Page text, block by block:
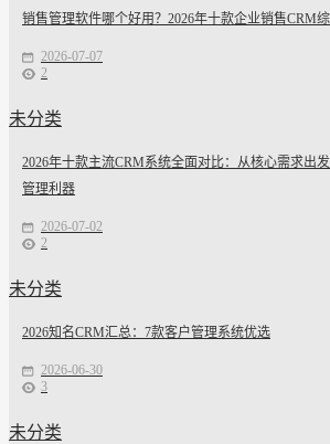
销售管理软件哪个好用？2026年十款企业销售CRM
2026-07-07
2
未分类
2026年十款主流CRM系统全面对比：从核心需求出
管理利器
2026-07-02
2
未分类
2026知名CRM汇总：7款客户管理系统优选
2026-06-30
3
未分类